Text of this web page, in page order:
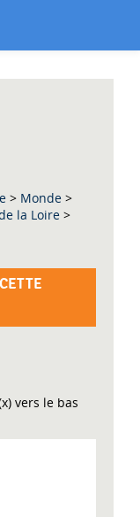
> Monde >
la Loire >
vers le bas